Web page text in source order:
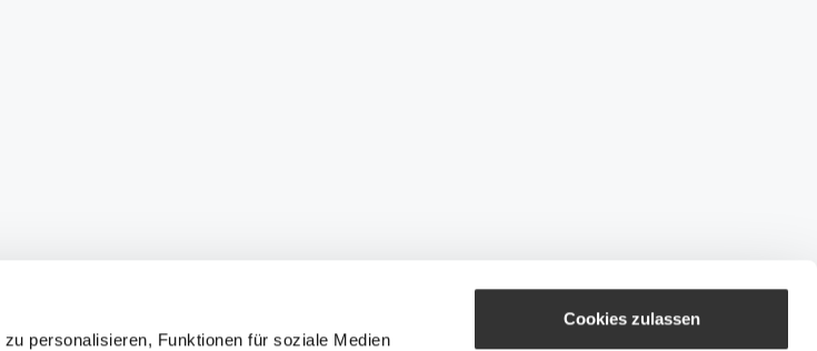
personalisieren, Funktionen für soziale Medien
Cookies zulassen